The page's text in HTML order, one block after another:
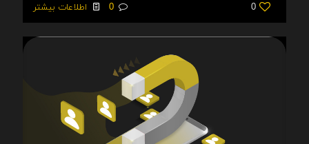
0
0 اطلاعات بیشتر